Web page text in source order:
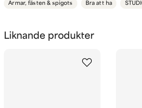
Liknande produkter
Armar, fästen & spigots Bra att ha